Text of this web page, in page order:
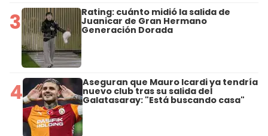
3 Rating: cuánto midió la salida de
Juanicar de Gran Hermano
Generación Dorada
4 Aseguran que Mauro Icardi ya tendría
nuevo club tras su salida del
Galatasaray: "Está buscando casa"